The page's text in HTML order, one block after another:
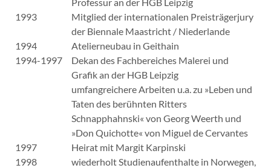
1993
Mitglied der internationalen Preisträgerjury
der Biennale Maastricht / Niederlande
1994
Atelierneubau in Geithain
1994-1997
Dekan des Fachbereiches Malerei und
Grafik an der HGB Leipzig
umfangreichere Arbeiten u.a. zu »Leben und
Taten des berühnten Ritters
Schnapphahnski« von Georg Weerth und
»Don Quichotte« von Miguel de Cervantes
1997
Heirat mit Margit Karpinski
1998
wiederholt Studienaufenthalte in Norwegen,